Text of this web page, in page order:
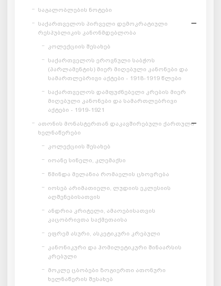
საგალობლების ნოტები
საქართველოს პირველი დემოკრატიული
რესპუბლიკის კანონმდებლობა
კოლექციის შესახებ
საქართველოს ეროვნული საბჭოს
(პარლამენტის) მიერ მიღებული კანონები და
სამართლებრივი აქტები - 1918-1919 წლები
საქართველოს დამფუძნებელი კრების მიერ
მიღებული კანონები და სამართლებრივი
აქტები - 1919-1921
ათონის მონასტერთან დაკავშირებული ქართული
ხელნაწერები
კოლექციის შესახებ
იოანე სინელი, კლემაქსი
წმინდა მელანია რომაელის ცხოვრება
იოსებ არიმათიელი, ლუდიის ეკლესიის
აღშენებისათვის
ანდრია კრიტელი, ამაოებისათვის
კაცობრივთა საქმეთაისა
ეფრემ ასური, ასკეტიკური კრებული
კანონიკური და ჰომილეტიკური შინაარსის
კრებული
მოკლე ცბობები ზოგიერთი ათონური
ხელნაწერის შესახებ